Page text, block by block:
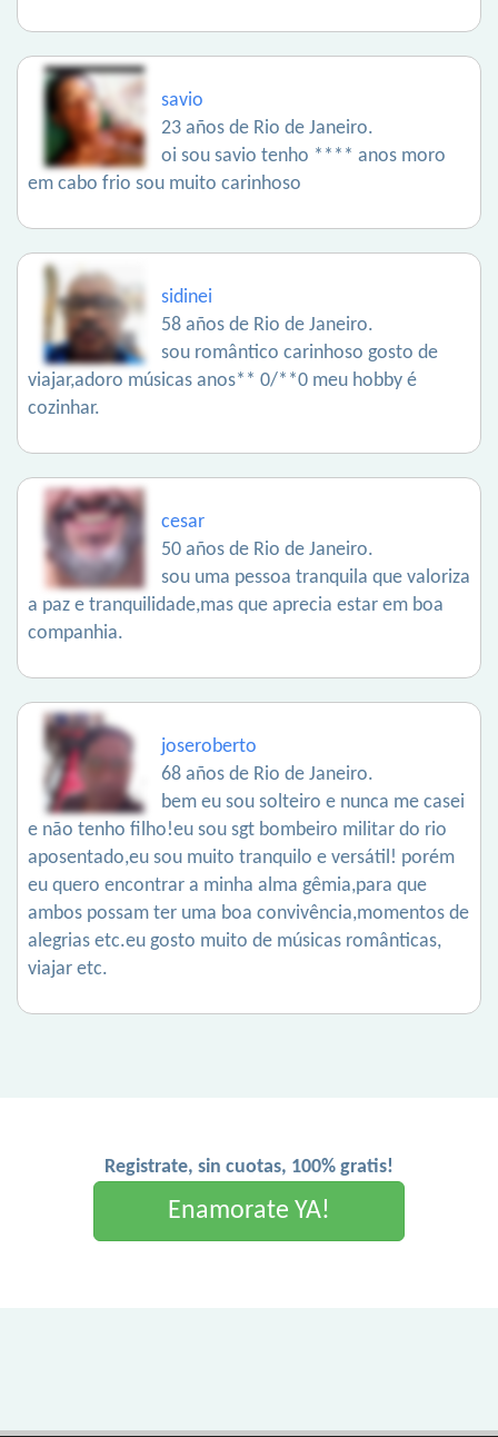
savio
23 años de Rio de Janeiro.
oi sou savio tenho **** anos moro
em cabo frio sou muito carinhoso
sidinei
58 años de Rio de Janeiro.
sou romântico carinhoso gosto de
viajar,adoro músicas anos** 0/**0 meu hobby é
cozinhar.
cesar
50 años de Rio de Janeiro.
sou uma pessoa tranquila que valoriza
a paz e tranquilidade,mas que aprecia estar em boa
companhia.
joseroberto
68 años de Rio de Janeiro.
bem eu sou solteiro e nunca me casei
e não tenho filho!eu sou sgt bombeiro militar do rio
aposentado,eu sou muito tranquilo e versátil! porém
eu quero encontrar a minha alma gêmia,para que
ambos possam ter uma boa convivência,momentos de
alegrias etc.eu gosto muito de músicas românticas,
viajar etc.
Registrate, sin cuotas, 100% gratis!
Enamorate YA!